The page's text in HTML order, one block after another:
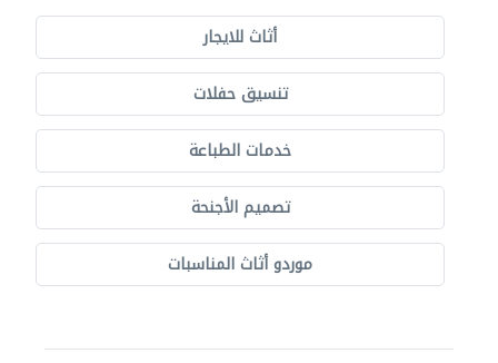
أثاث للايجار
تنسيق حفلات
خدمات الطباعة
تصميم الأجنحة
موردو أثاث المناسبات